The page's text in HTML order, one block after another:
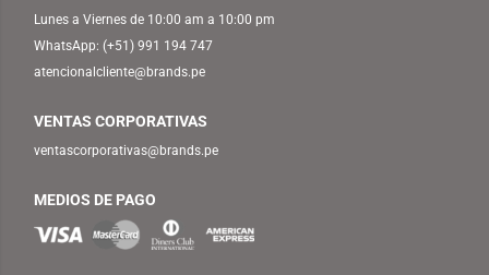
Lunes a Viernes de 10:00 am a 10:00 pm
WhatsApp: (+51) 991 194 747
atencionalcliente@brands.pe
VENTAS CORPORATIVAS
ventascorporativas@brands.pe
MEDIOS DE PAGO